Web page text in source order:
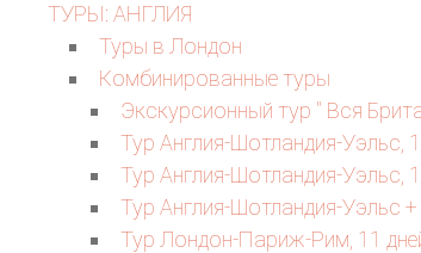
ТУРЫ: АНГЛИЯ
Туры в Лондон
Комбинированные туры
Экскурсионный тур " Вся
Тур Англия-Шотландия-Уэльс,
Тур Англия-Шотландия-Уэльс,
Тур Англия-Шотландия-Уэльс
Тур Лондон-Париж-Рим, 11